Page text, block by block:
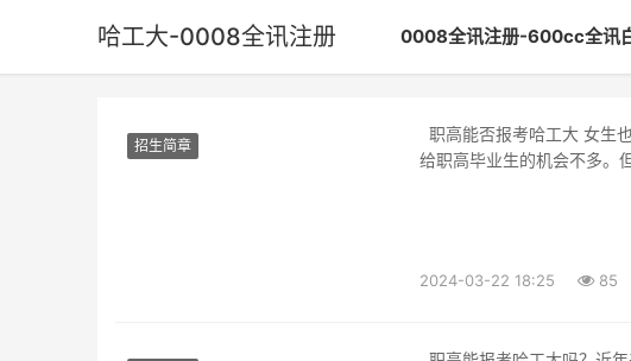
哈工大-0008全讯注册 0008全讯注册-600cc全讯
招生简章
给职高毕业生的机会不多。
2024-03-22 18:25 85